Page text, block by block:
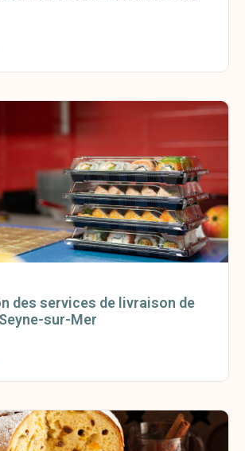
des services de livraison de
sur-Mer